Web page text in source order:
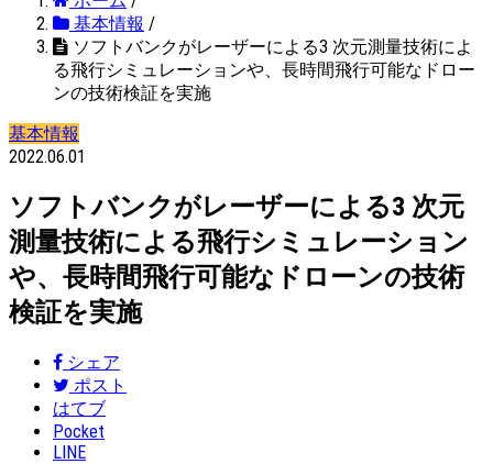
基本情報 /
ソフトバンクがレーザーによる3 次元測量技術によ
る飛行シミュレーションや、長時間飛行可能なドロー
ンの技術検証を実施
基本情報
2022.06.01
ソフトバンクがレーザーによる3 次元
測量技術による飛行シミュレーション
や、長時間飛行可能なドローンの技術
検証を実施
シェア
ポスト
はてブ
Pocket
LINE